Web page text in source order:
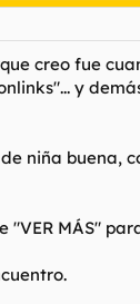
creo fue
y
niña buena,
"VER MÁS"